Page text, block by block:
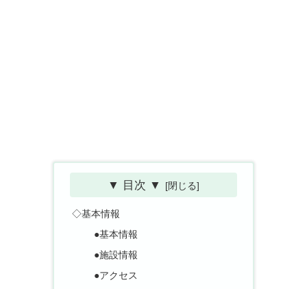
▼ 目次 ▼
◇基本情報
●基本情報
●施設情報
●アクセス